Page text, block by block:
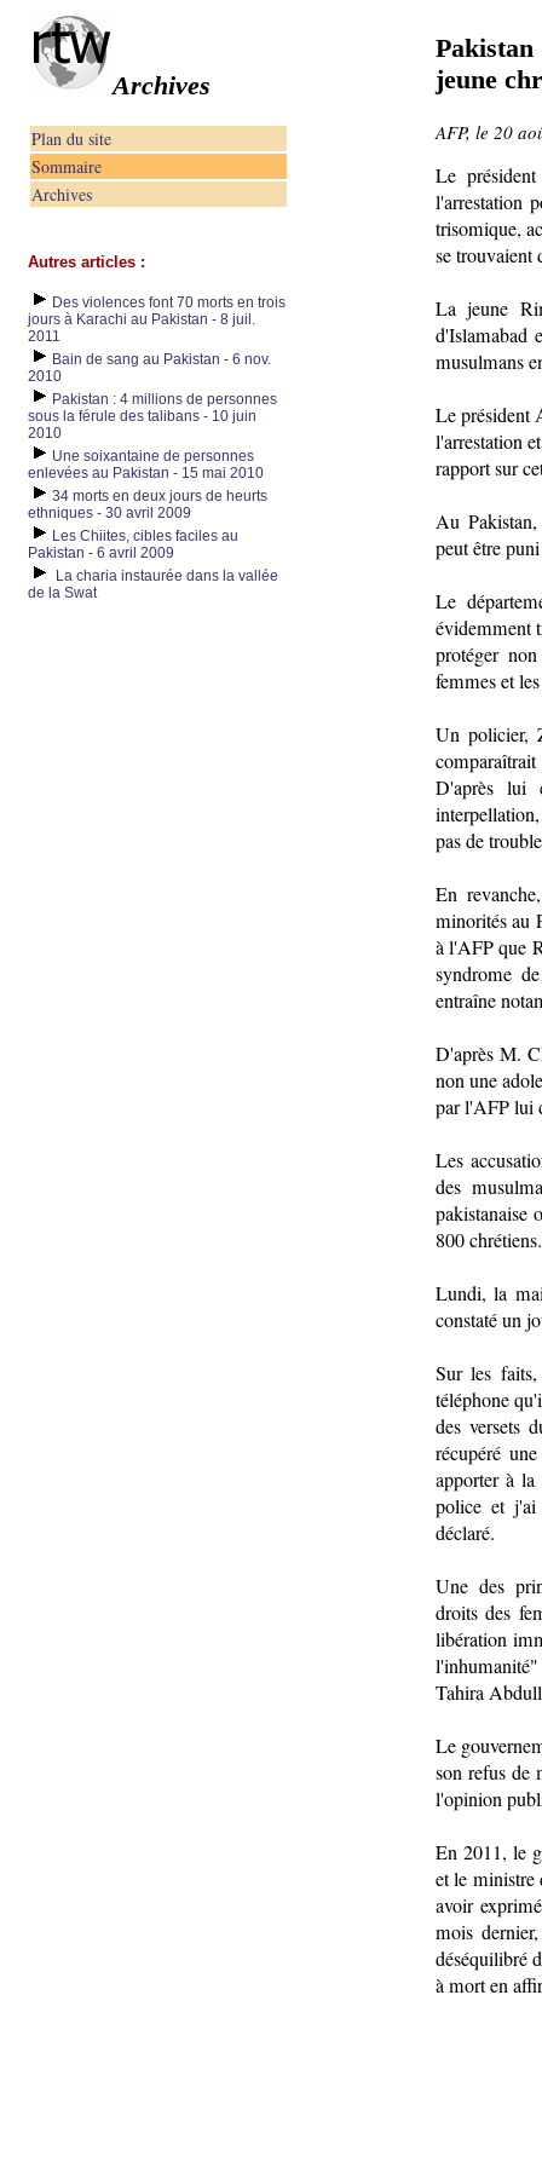
Archives
Plan du site
Sommaire
Archives
Autres articles :
Des violences font 70 morts en trois
jours à Karachi au Pakistan - 8 juil.
2011
Bain de sang au Pakistan - 6 nov.
2010
Pakistan : 4 millions de personnes
sous la férule des talibans - 10 juin
2010
Une soixantaine de personnes
enlevées au Pakistan - 15 mai 2010
34 morts en deux jours de heurts
ethniques - 30 avril 2009
Les Chiites, cibles faciles au
Pakistan - 6 avril 2009
La charia instaurée dans la vallée
de la Swat
jeune
AFP, le 20
Le
l'arrestation
trisomique,
se trouvaient
La jeune
d'Islamabad
musulmans
Le président
l'arrestation
rapport sur
Au
peut être
Le
évidemment
protéger
femmes et
Un policier,
D'après lui
pas de
En
minorités au
à l'AFP que
syndrome
entraîne
D'après M.
non une
par l'AFP lui
Les
des
pakistanaise
800
Lundi, la
constaté un
Sur les
téléphone
des versets
récupéré
apporter à
police et
déclaré.
Une des
droits des
libération
l'inhumanité"
Tahira
Le
son refus de
l'opinion
En 2011, le
et le ministre
avoir
mois
déséquilibré
à mort en